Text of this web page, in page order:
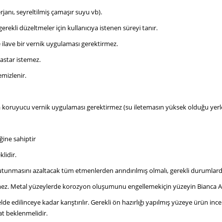
seyreltilmiş çamaşır suyu vb).
düzeltmeler için kullanıcıya istenen süreyi tanır.
ilave bir vernik uygulaması gerektirmez.
istemez.
koruyucu vernik uygulaması gerektirmez (su iletemasın yüksek olduğu
sahiptir
azaltacak tüm etmenlerden arındırılmış olmalı, gerekli
Metal yüzeylerde korozyon oluşumunu engellemekiçin yüzeyin Bianca
edilinceye kadar karıştırılır. Gerekli ön hazırlığı yapılmış yüzeye ürün
beklenmelidir.